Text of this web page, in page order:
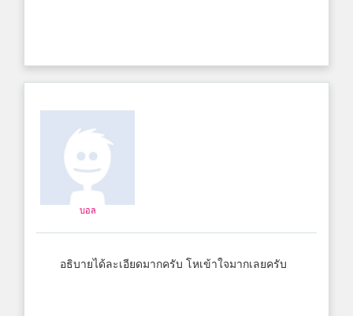
บอล
อธิบายได้ละเอียดมากครับ โหเข้าใจมากเลยครับ